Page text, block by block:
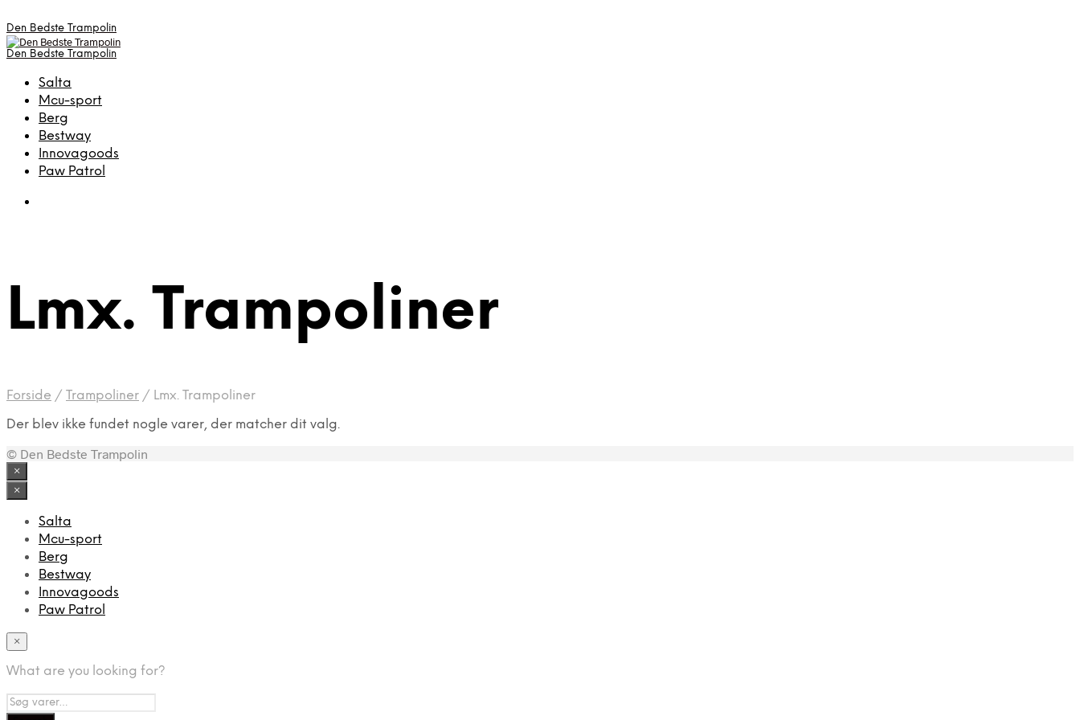
Den Bedste Trampolin
Den Bedste Trampolin
Salta
Mcu-sport
Berg
Bestway
Innovagoods
Paw Patrol
Lmx. Trampoliner
Forside / Trampoliner / Lmx. Trampoliner
Der blev ikke fundet nogle varer, der matcher dit valg.
© Den Bedste Trampolin
×
×
Salta
Mcu-sport
Berg
Bestway
Innovagoods
Paw Patrol
×
What are you looking for?